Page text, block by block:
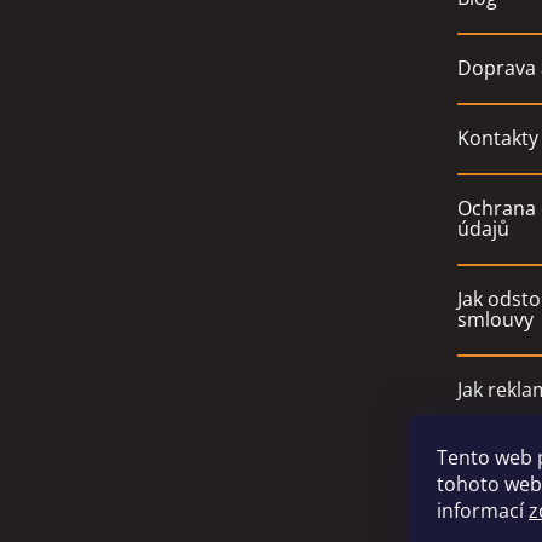
Tento web
tohoto
informací
Doprava
Kontakty
údajů
Jak
smlouvy
Jak